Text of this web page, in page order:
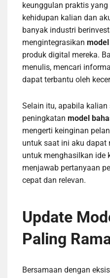
keunggulan praktis
kehidupan kalian dan
banyak industri
mengintegrasikan
produk digital mereka.
menulis, mencari
dapat terbantu oleh
Selain itu, apabila kalian
peningkatan model
mengerti keinginan
untuk saat ini aku dapat
untuk menghasilkan ide
menjawab pertanyaan
cepat dan relevan.
Update
Paling
Bersamaan dengan